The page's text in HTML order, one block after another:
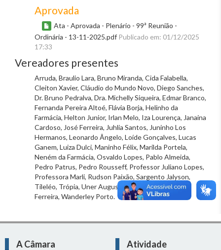
Aprovada
Ata - Aprovada - Plenário - 99ª Reunião -
Ordinária - 13-11-2025.pdf Publicado em: 01/12/2025
17:33
Vereadores presentes
Arruda, Braulio Lara, Bruno Miranda, Cida Falabella,
Cleiton Xavier, Cláudio do Mundo Novo, Diego Sanches,
Dr. Bruno Pedralva, Dra. Michelly Siqueira, Edmar Branco,
Fernanda Pereira Altoé, Flávia Borja, Helinho da
Farmácia, Helton Junior, Irlan Melo, Iza Lourença, Janaina
Cardoso, José Ferreira, Juhlia Santos, Juninho Los
Hermanos, Leonardo Ângelo, Loíde Gonçalves, Lucas
Ganem, Luiza Dulci, Maninho Félix, Marilda Portela,
Neném da Farmácia, Osvaldo Lopes, Pablo Almeida,
Pedro Patrus, Pedro Rousseff, Professor Juliano Lopes,
Professora Marli, Rudson Paixão, Sargento Jalyson,
Tileléo, Trópia, Uner Augusto, Vile Santos, Wagner
Ferreira, Wanderley Porto.
A Câmara
Atividade